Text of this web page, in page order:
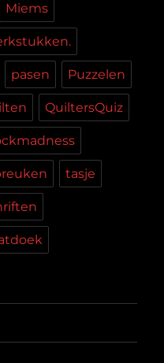
Miems
pasen Puzzelen
QuiltersQuiz
tasje